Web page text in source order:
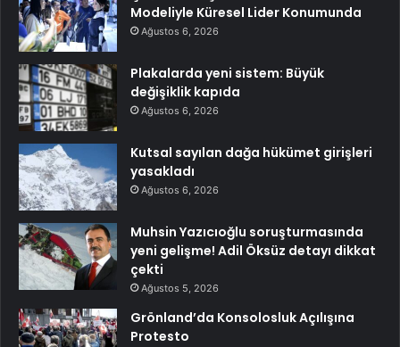
Modeliyle Küresel Lider Konumunda
Ağustos 6, 2026
Plakalarda yeni sistem: Büyük
değişiklik kapıda
Ağustos 6, 2026
Kutsal sayılan dağa hükümet girişleri
yasakladı
Ağustos 6, 2026
Muhsin Yazıcıoğlu soruşturmasında
yeni gelişme! Adil Öksüz detayı dikkat
çekti
Ağustos 5, 2026
Grönland’da Konsolosluk Açılışına
Protesto